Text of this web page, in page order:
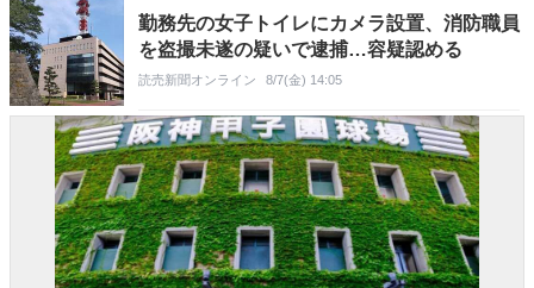
勤務先の女子トイレにカメラ設置、消防職員
を盗撮未遂の疑いで逮捕…容疑認める
読売新聞オンライン 8/7(金) 14:05